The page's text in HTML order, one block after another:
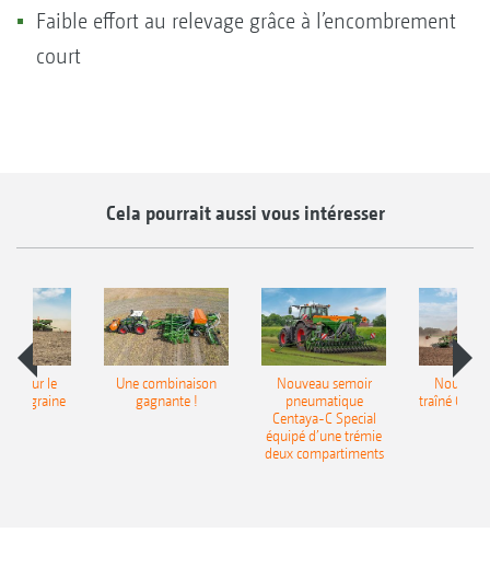
Faible effort au relevage grâce à l’encombrement
court
Cela pourrait aussi vous intéresser
pour le
Une combinaison
gagnante !
Nouveau semoir
pneumatique
Centaya-C Special
équipé d’une trémie
deux compartiments
traîné